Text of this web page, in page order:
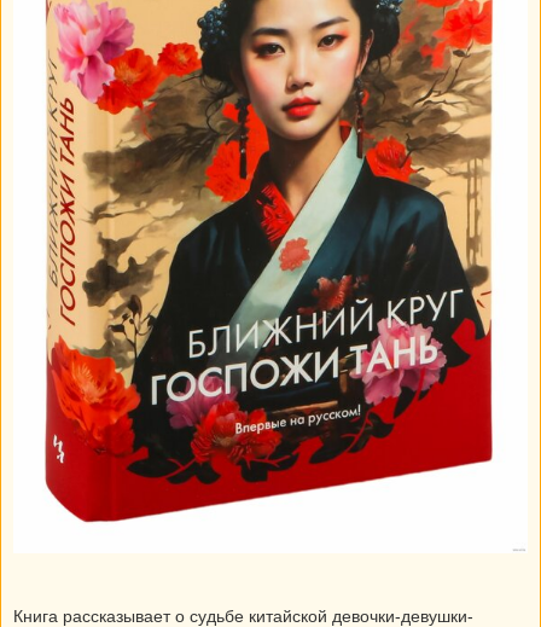
Книга рассказывает о судьбе китайской девочки-девушки-